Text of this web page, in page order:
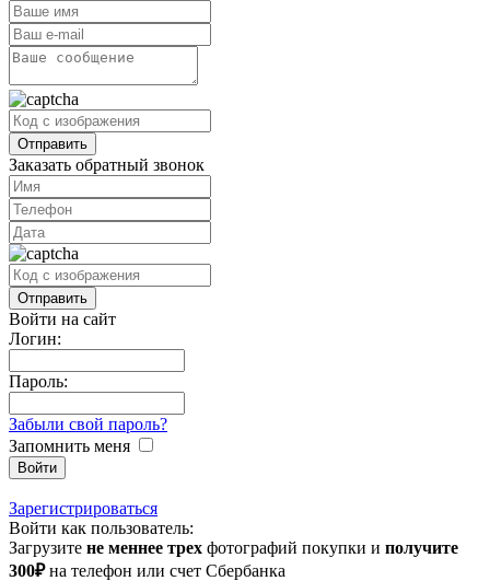
Заказать обратный звонок
Войти на сайт
Логин:
Пароль:
Забыли свой пароль?
Запомнить меня
Зарегистрироваться
Войти как пользователь:
Загрузите не меннее трех фотографий покупки и получите
300₽на телефон или счет Сбербанка